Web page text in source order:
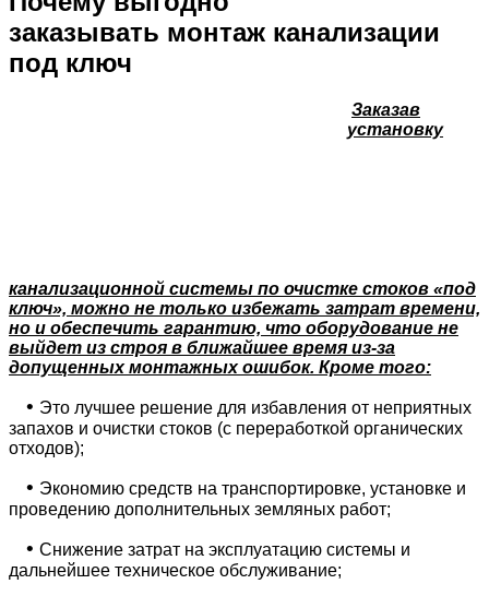
заказывать монтаж канализации
под ключ
Заказав
установку
канализационной системы по очистке стоков «под
ключ», можно не только избежать затрат времени,
но и обеспечить гарантию, что оборудование не
выйдет из строя в ближайшее время из-за
допущенных монтажных ошибок. Кроме того:
• Это лучшее решение для избавления от неприятных
запахов и очистки стоков (с переработкой органических
отходов);
• Экономию средств на транспортировке, установке и
проведению дополнительных земляных работ;
• Снижение затрат на эксплуатацию системы и
дальнейшее техническое обслуживание;